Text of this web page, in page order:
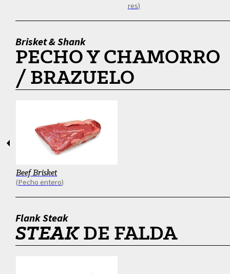
res
Brisket & Shank
PECHO Y CHAMORRO
/ BRAZUELO
Beef Brisket
Pecho entero
Flank Steak
STEAKDE FALDA